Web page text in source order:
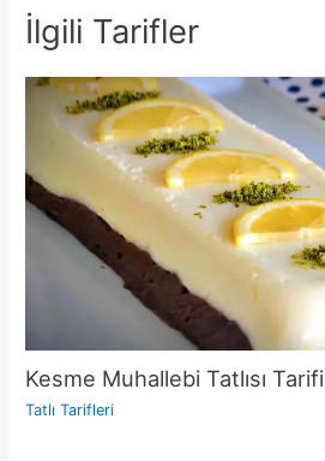
İlgili Tarifler
Kesme Muhallebi Tatlısı Tarifi
Tatlı Tarifleri